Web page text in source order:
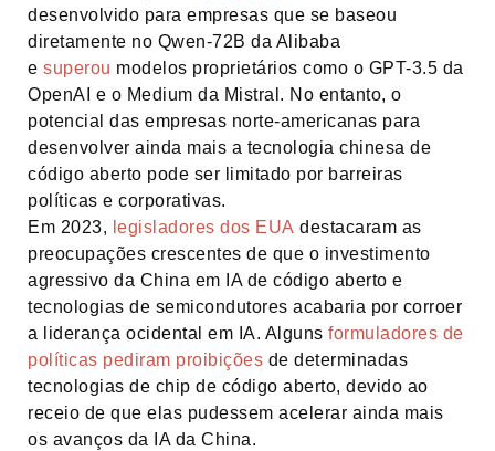
desenvolvido para empresas que se baseou
diretamente no Qwen-72B da Alibaba
e superou modelos proprietários como o GPT-3.5 da
OpenAI e o Medium da Mistral. No entanto, o
potencial das empresas norte-americanas para
desenvolver ainda mais a tecnologia chinesa de
código aberto pode ser limitado por barreiras
políticas e corporativas.
Em 2023, legisladores dos EUA destacaram as
preocupações crescentes de que o investimento
agressivo da China em IA de código aberto e
tecnologias de semicondutores acabaria por corroer
a liderança ocidental em IA. Alguns formuladores de
políticas pediram proibições de determinadas
tecnologias de chip de código aberto, devido ao
receio de que elas pudessem acelerar ainda mais
os avanços da IA da China.